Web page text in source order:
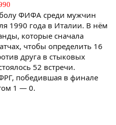
ФИФА среди мужчин
1990 года в Италии. В нём
которые сначала
чтобы определить 16
друга в стыковых
52 встречи.
победившая в финале
1 — 0.